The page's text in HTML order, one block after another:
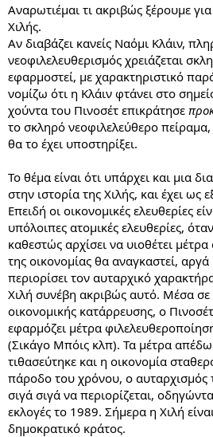
Αναρωτιέμαι τι ακριβώς ξέρουμε
Χιλής.
Αν διαβάζει κανείς Ναόμι Κλάιν,
νεοφιλελευθερισμός χρειάζεται
εφαρμοστεί, με χαρακτηριστικό
νομίζω ότι η Κλάιν φτάνει στο
χούντα του Πινοσέτ επικράτησε
το σκληρό νεοφιλελεύθερο
θα το έχει υποστηρίξει.
Το θέμα είναι ότι υπάρχει και μια
στην ιστορία της Χιλής, και έχει ως
Επειδή οι οικονομικές ελευθερίες
υπόλοιπες ατομικές ελευθερίες,
καθεστώς αρχίσει να υιοθέτει
της οικονομίας θα αναγκαστεί,
περιορίσει τον αυταρχικό
Χιλή συνέβη ακριβώς αυτό. Μέσα
οικονομικής κατάρρευσης, ο
εφαρμόζει μέτρα
(Σικάγο Μπόις κλπ). Τα μέτρα
τιθασεύτηκε και η οικονομία
πάροδο του χρόνου, ο αυταρχισμός
σιγά σιγά να περιορίζεται,
εκλογές το 1989. Σήμερα η Χιλή
δημοκρατικό κράτος.